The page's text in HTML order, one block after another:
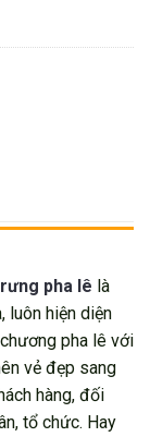
pha lê là
luôn hiện diện
pha lê với
vẻ đẹp sang
hàng, đối
tổ chức. Hay